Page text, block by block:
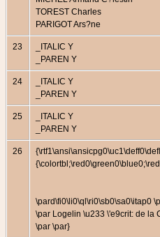
TOREST Charles
PARIGOT Ars?ne
23
_ITALIC Y
_PAREN Y
24
_ITALIC Y
_PAREN Y
25
_ITALIC Y
_PAREN Y
26
\pard\fi0\li0\ql\ri0\sb0\sa0\itap0
\par Logelin \u233 \'e9crit: de la
\par \par}